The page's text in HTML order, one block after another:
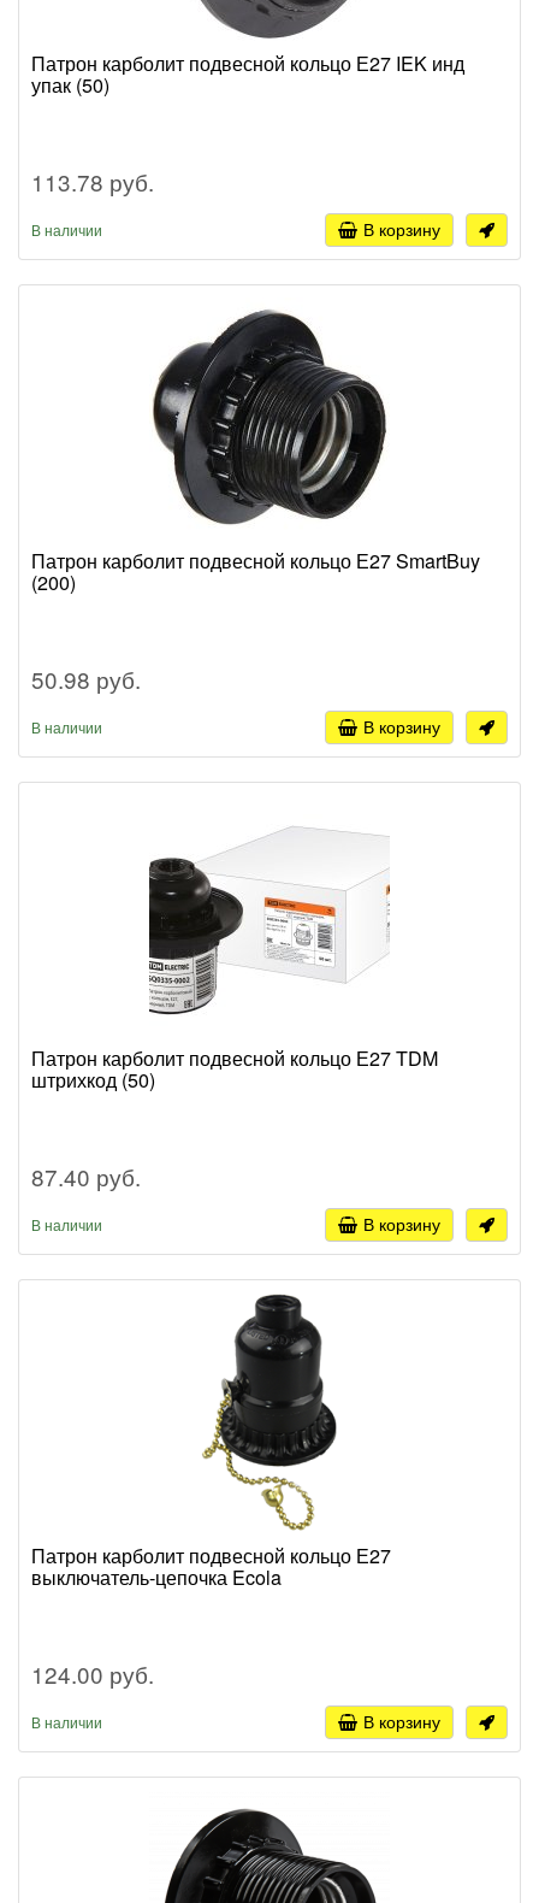
Патрон карболит подвесной кольцо Е27 IEK инд
упак (50)
113.78 руб.
В наличии В корзину
Патрон карболит подвесной кольцо Е27 SmartBuy
(200)
50.98 руб.
В наличии В корзину
Патрон карболит подвесной кольцо Е27 TDM
штрихкод (50)
87.40 руб.
В наличии В корзину
Патрон карболит подвесной кольцо Е27
выключатель-цепочка Ecola
124.00 руб.
В наличии В корзину